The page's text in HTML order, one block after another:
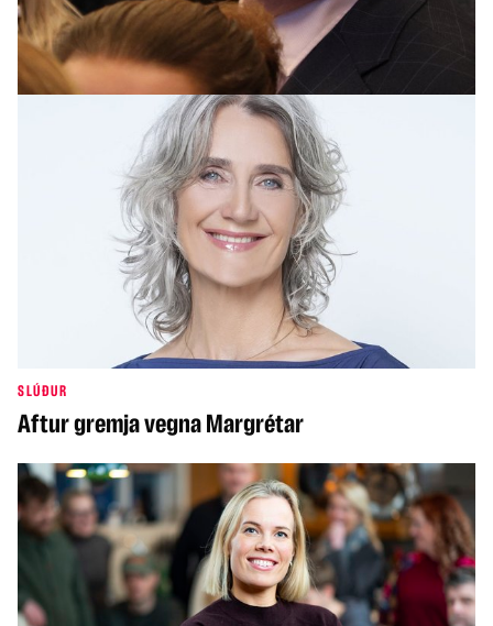
Hvíslað um arftaka Ármanns
SLÚÐUR
Aftur gremja vegna Margrétar